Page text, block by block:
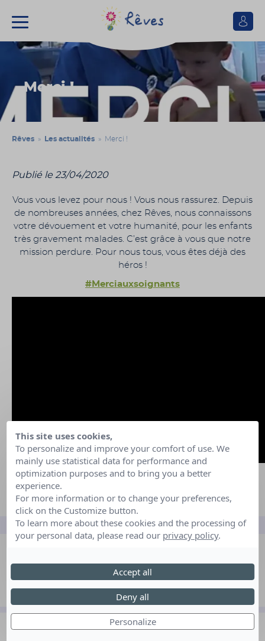
Rêves
Se
Merci !
Rêves » Les actualités » Merci !
Publié le 23/04/2020
Vous vous levez pour nous ! Vous nous rassurez. Depuis
de nombreuses années, chez Rêves, nous connaissons
votre dévouement et votre humanité, pour les enfants
très gravement malades. C’est grâce à vous que notre
mission perdure. Pour nous tous, vous êtes déjà des
héros !
#Merciauxsoignants
Rêves.fr fait peau neuve !
This site uses cookies,
To personalize and improve your comfort of use. We
mainly use statistical data for performance and
optimization purposes and to bring you a better
experience.
For more information or to change your preferences,
click on the Customize button.
To learn more about these cookies and the processing of
your personal data, please read our privacy policy.
Personalize
Deny all
Accept all